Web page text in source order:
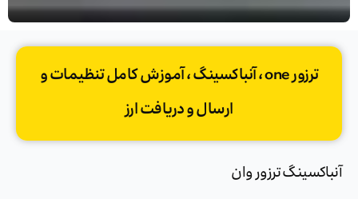
ترزور one ، آنباکسینگ ، آموزش کامل تنظیمات و
ارسال و دریافت ارز
آنباکسینگ ترزور وان